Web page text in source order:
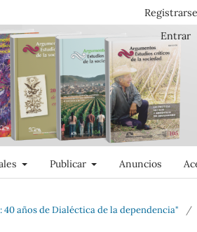
Publicar Anuncios
Registrarse
Entrar
40 años de Dialéctica de la dependencia" /